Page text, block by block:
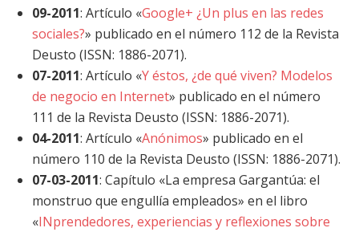
09-2011: Artículo «Google+ ¿Un plus en las redes
sociales?» publicado en el número 112 de la Revista
Deusto (ISSN: 1886-2071).
07-2011: Artículo «Y éstos, ¿de qué viven? Modelos
de negocio en Internet» publicado en el número
111 de la Revista Deusto (ISSN: 1886-2071).
04-2011: Artículo «Anónimos» publicado en el
número 110 de la Revista Deusto (ISSN: 1886-2071).
07-03-2011: Capítulo «La empresa Gargantúa: el
monstruo que engullía empleados» en el libro
«INprendedores, experiencias y reflexiones sobre